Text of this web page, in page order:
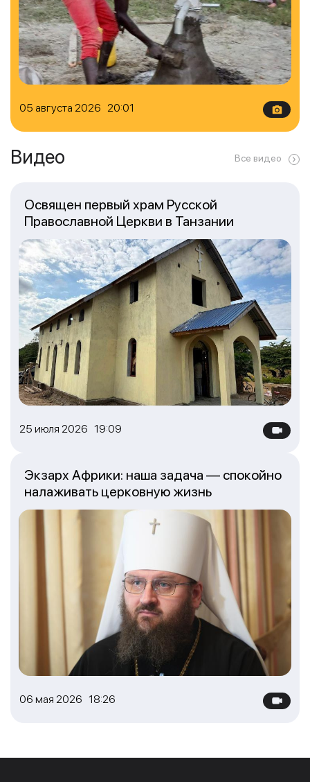
05 августа 2026 20:01
Видео Все видео
25 июля 2026 19:09
Освящен первый храм Русской
Православной Церкви в Танзании
06 мая 2026 18:26
Экзарх Африки: наша задача — спокойно
налаживать церковную жизнь